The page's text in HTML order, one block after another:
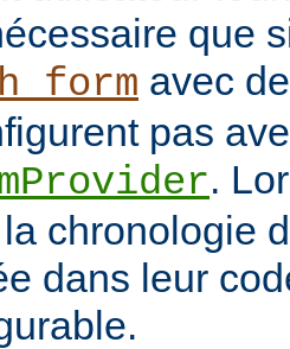
que
avec
pas
.
chronologie
dans leur